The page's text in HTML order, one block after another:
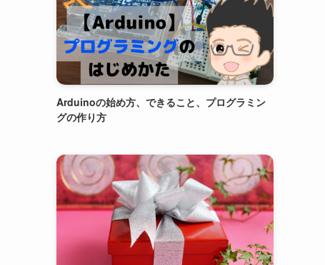
Arduinoの始め方、できること、プログラミン
グの作り方